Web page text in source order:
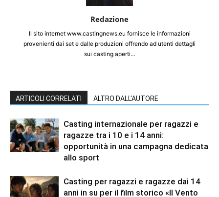
Redazione
Il sito internet www.castingnews.eu fornisce le informazioni
provenienti dai set e dalle produzioni offrendo ad utenti dettagli
sui casting aperti…
ARTICOLI CORRELATI ALTRO DALL'AUTORE
Casting internazionale per ragazzi e
ragazze tra i 10 e i 14 anni:
opportunità in una campagna dedicata
allo sport
Casting per ragazzi e ragazze dai 14
anni in su per il film storico «Il Vento